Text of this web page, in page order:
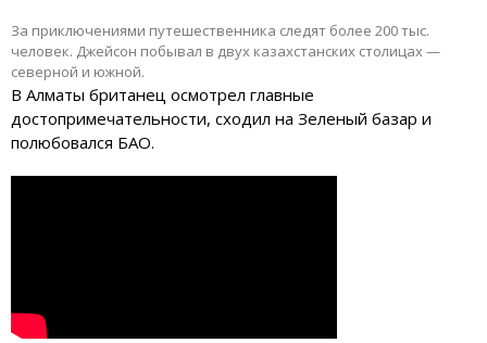
За приключениями путешественника следят более 200 тыс.
человек. Джейсон побывал в двух казахстанских столицах —
северной и южной.
В Алматы британец осмотрел главные
достопримечательности, сходил на Зеленый базар и
полюбовался БАО.